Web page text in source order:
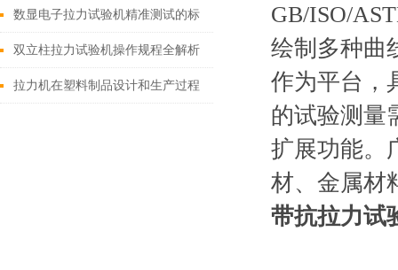
数显电子拉力试验机精准测试的标
准化流程
双立柱拉力试验机操作规程全解析
拉力机在塑料制品设计和生产过程
GB/ISO/
绘制多种曲
作为平台，
的试验测量
扩展功能。
材、金属材
带抗拉力试